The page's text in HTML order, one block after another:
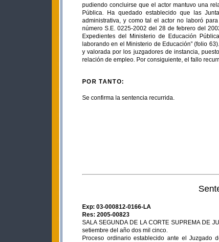
pudiendo concluirse que el actor mantuvo una
Pública. Ha quedado establecido que las
administrativa, y como tal el actor no laboró
número S.E. 0225-2002 del 28 de febrero del
Expedientes del Ministerio de Educación
laborando en el Ministerio de Educación” (folio
y valorada por los juzgadores de instancia,
relación de empleo. Por consiguiente, el fallo
POR TANTO:
Se confirma la sentencia recurrida.
Exp: 03-000812-0166-LA
Res: 2005-00823
SALA SEGUNDA DE LA CORTE SUPREMA DE
setiembre del año dos mil cinco.
Proceso ordinario establecido ante el Juzgado